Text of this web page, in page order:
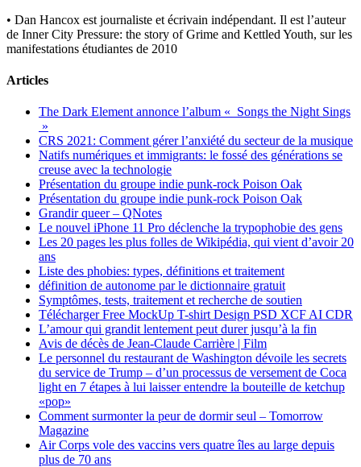
• Dan Hancox est journaliste et écrivain indépendant. Il est l’auteur
de Inner City Pressure: the story of Grime and Kettled Youth, sur les
manifestations étudiantes de 2010
Articles
The Dark Element annonce l’album « Songs the Night Sings
»
CRS 2021: Comment gérer l’anxiété du secteur de la musique
Natifs numériques et immigrants: le fossé des générations se
creuse avec la technologie
Présentation du groupe indie punk-rock Poison Oak
Présentation du groupe indie punk-rock Poison Oak
Grandir queer – QNotes
Le nouvel iPhone 11 Pro déclenche la trypophobie des gens
Les 20 pages les plus folles de Wikipédia, qui vient d’avoir 20
ans
Liste des phobies: types, définitions et traitement
définition de autonome par le dictionnaire gratuit
Symptômes, tests, traitement et recherche de soutien
Télécharger Free MockUp T-shirt Design PSD XCF AI CDR
L’amour qui grandit lentement peut durer jusqu’à la fin
Avis de décès de Jean-Claude Carrière | Film
Le personnel du restaurant de Washington dévoile les secrets
du service de Trump – d’un processus de versement de Coca
light en 7 étapes à lui laisser entendre la bouteille de ketchup
«pop»
Comment surmonter la peur de dormir seul – Tomorrow
Magazine
Air Corps vole des vaccins vers quatre îles au large depuis
plus de 70 ans